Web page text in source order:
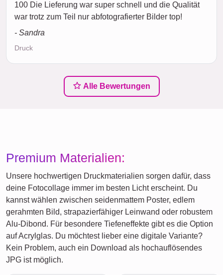
100 Die Lieferung war super schnell und die Qualität
war trotz zum Teil nur abfotografierter Bilder top!
- Sandra
Druck
Alle Bewertungen
Premium Materialien:
Unsere hochwertigen Druckmaterialien sorgen dafür, dass
deine Fotocollage immer im besten Licht erscheint. Du
kannst wählen zwischen seidenmattem Poster, edlem
gerahmten Bild, strapazierfähiger Leinwand oder robustem
Alu-Dibond. Für besondere Tiefeneffekte gibt es die Option
auf Acrylglas. Du möchtest lieber eine digitale Variante?
Kein Problem, auch ein Download als hochauflösendes
JPG ist möglich.